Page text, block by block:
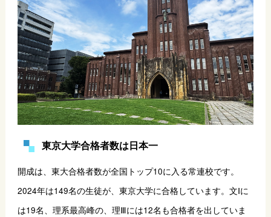
東京大学合格者数は日本一
開成は、東大合格者数が全国トップ10に入る常連校です。
2024年は149名の生徒が、東京大学に合格しています。文Ⅰに
は19名、理系最高峰の、理Ⅲには12名も合格者を出していま